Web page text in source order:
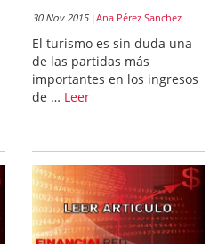
30 Nov 2015 Ana Pérez Sanchez
El turismo es sin duda una
de las partidas más
importantes en los ingresos
de … Leer